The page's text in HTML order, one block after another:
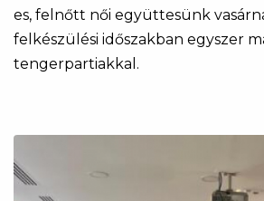
es, felnőtt női együttesünk
felkészülési időszakban egyszer
tengerpartiakkal.